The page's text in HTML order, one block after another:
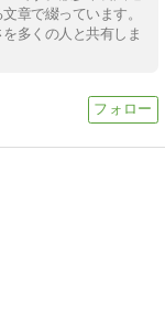
章で綴っています。
多くの人と共有しま